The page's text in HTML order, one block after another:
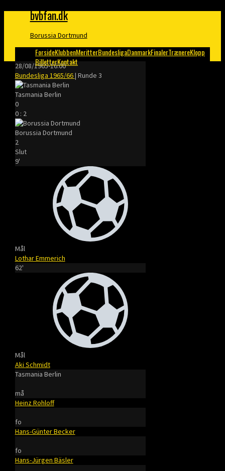
bvbfan.dk
Borussia Dortmund
ForsideKlubbenMeritterBundesligaDanmarkFinalerTrænereKlopp
BilletterKontakt
28/08/1965-16:00
Bundesliga 1965/66| Runde 3
Tasmania Berlin
0
0 : 2
Borussia Dortmund
2
Slut
9'
Mål
Lothar Emmerich
62'
Mål
Aki Schmidt
Tasmania Berlin
må
Heinz Rohloff
fo
Hans-Günter Becker
fo
Hans-Jürgen Bäsler